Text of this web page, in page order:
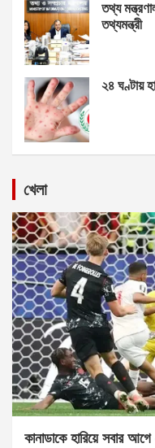
তথ্য
তথ্যমন্ত্রী
২৪ ঘণ্টায়
খেলা
কানাডাকে হারিয়ে সবার